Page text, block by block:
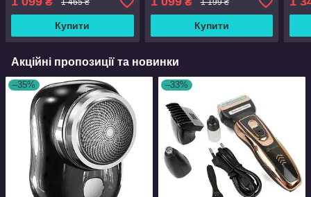
1 465 ₴
Купити
1 199 ₴
Купити
Акційні пропозиції та новинки
–35% –33%